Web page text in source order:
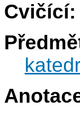
Cvičící: